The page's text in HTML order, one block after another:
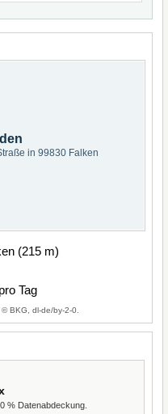
in 99830 Falken
(215 m)
Tag
© BKG, dl-de/by-2-0.
% Datenabdeckung.